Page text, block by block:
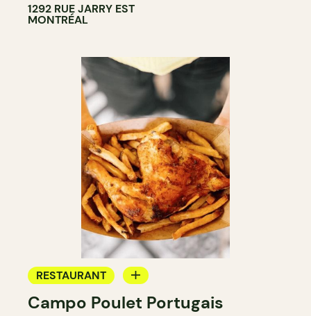
1292 RUE JARRY EST
MONTRÉAL
RESTAURANT
COMPTOIR
Campo Poulet Portugais